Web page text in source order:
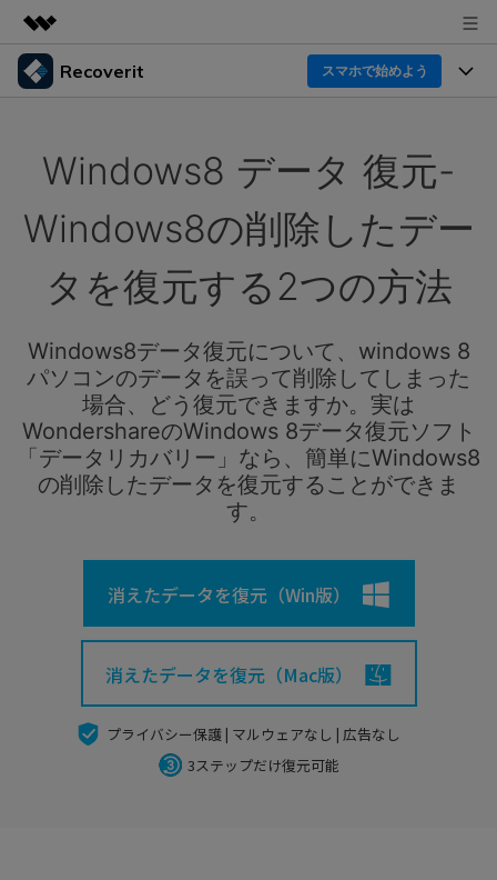
製品
概要
企業情報
プラン＆価格
サポート
Recoverit スマホで始めよう
Recoverit for Windows
Windowsデータ復元ならRecoverit！確実な復元技術と
スマホで始めよう
Recoverit for Mac
AI
Macの大切なデータを制限なく完全復元
スマホで始めよう
Recoverit 無料版
スマホで始めよう
機能一覧
ドライブから復元
削除されたメディアを復元
独自の復元ソリューション 新着
ドキュメントを復元
データ損失のシナリオ
データ復元事例
データ復元
外付けデバイス復元
パソコン復元
その他の復元
Recoveritとは
データ復元の専門家
カスタマーストーリー
人気内容
Recoveritをよりよく活用
操作ガイド
ログイン
search
Windows8 データ 復元-
Windows8の削除したデー
タを復元する2つの方法
Windows8データ復元について、windows 8
パソコンのデータを誤って削除してしまった
場合、どう復元できますか。実は
WondershareのWindows 8データ復元ソフト
「データリカバリー」なら、簡単にWindows8
の削除したデータを復元することができま
す。
消えたデータを復元（Win版）
消えたデータを復元（Mac版）
プライバシー保護 | マルウェアなし | 広告なし
3ステップだけ復元可能